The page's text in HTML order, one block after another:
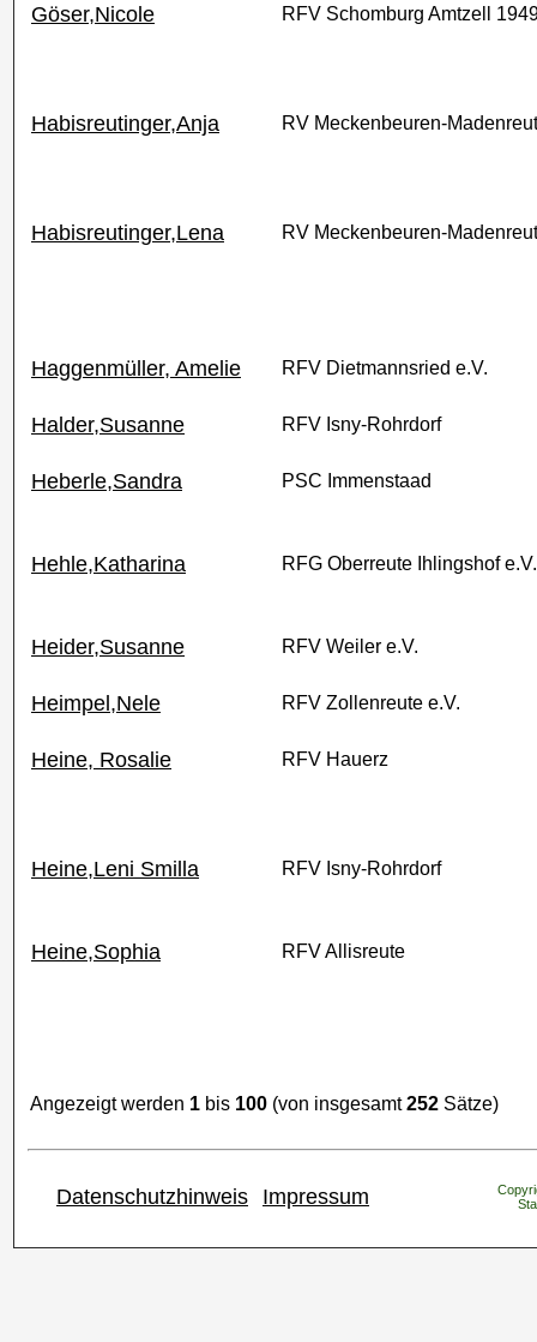
Göser,Nicole RFV Schomburg Amtzell
Habisreutinger,Anja RV Meckenbeuren-
Habisreutinger,Lena RV Meckenbeuren-
Haggenmüller, Amelie RFV Dietmannsried e.V.
Halder,Susanne RFV Isny-Rohrdorf
Heberle,Sandra PSC Immenstaad
Hehle,Katharina RFG Oberreute Ihlingshof e.V.
Heider,Susanne RFV Weiler e.V.
Heimpel,Nele RFV Zollenreute e.V.
Heine, Rosalie RFV Hauerz
Heine,Leni Smilla RFV Isny-Rohrdorf
Heine,Sophia RFV Allisreute
Angezeigt werden 1 bis 100 (von insgesamt252 Sätze)
Datenschutzhinweis Impressum